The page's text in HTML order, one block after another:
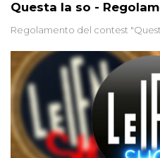
Questa la so -
Regolamento del contest